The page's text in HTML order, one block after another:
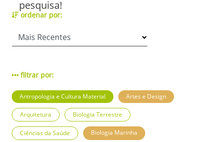
pesquisa!
ordenar por:
filtrar por:
Antropologia e Cultura Material Artes e Design
Arquitetura Biologia Terrestre
Ciências da Saúde Biologia Marinha